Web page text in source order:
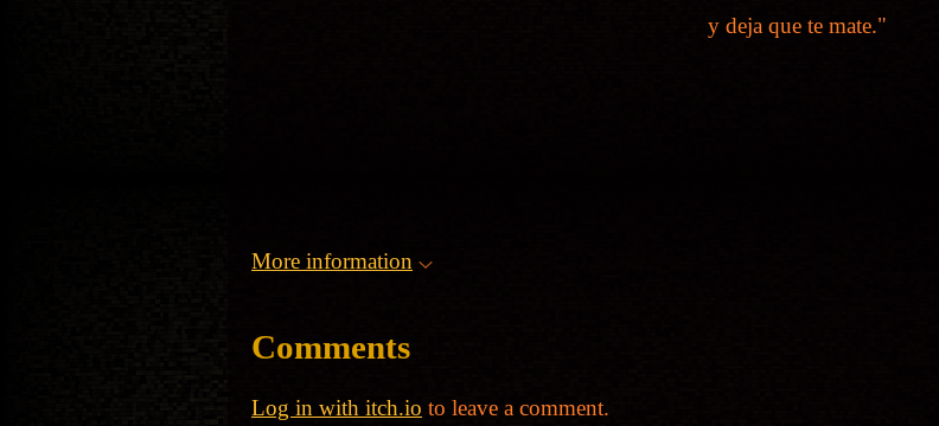
y deja que te mate."
More information
Comments
Log in with itch.io to leave a comment.